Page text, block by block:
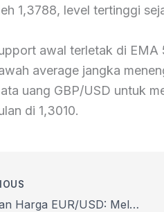
1,3788, level tertinggi
awal terletak di EMA
average jangka
uang GBP/USD untuk
di 1,3010.
Prakiraan Harga EUR/USD: Melayang di Sekitar 1,1650 saat RSI Memberi Sinyal Momentum Memudar